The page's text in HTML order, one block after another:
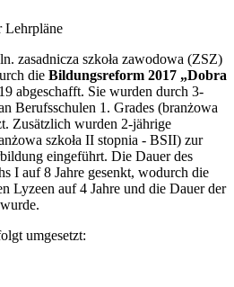
Lehrpläne
zasadnicza szkoła zawodowa (ZSZ)
die Bildungsreform 2017 „Dobra
abgeschafft. Sie wurden durch 3-
Berufsschulen 1. Grades (branżowa
Zusätzlich wurden 2-jährige
szkoła II stopnia - BSII) zur
eingeführt. Die Dauer des
I auf 8 Jahre gesenkt, wodurch die
Lyzeen auf 4 Jahre und die Dauer der
umgesetzt: